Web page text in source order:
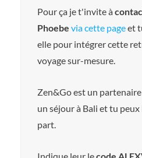
Pour ça je t'invite à
Phoebe via cette pageet
elle pour intégrer cette
voyage sur-mesure.
Zen&Go est un
un séjour à Bali et tu
part.